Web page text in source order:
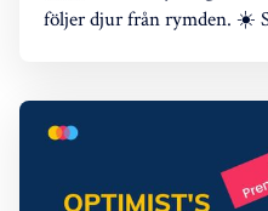
följer djur från rymden. ☀️